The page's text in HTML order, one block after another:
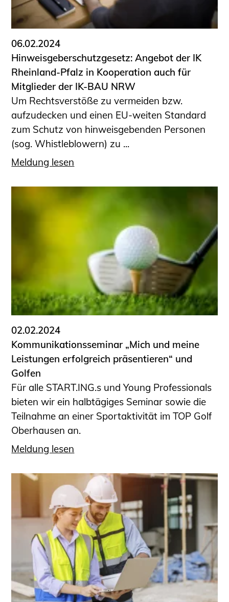
06.02.2024
Hinweisgeberschutzgesetz: Angebot der IK
Rheinland-Pfalz in Kooperation auch für
Mitglieder der IK-BAU NRW
Um Rechtsverstöße zu vermeiden bzw.
aufzudecken und einen EU-weiten Standard
zum Schutz von hinweisgebenden Personen
(sog. Whistleblowern) zu ...
Meldung lesen
02.02.2024
Kommunikationsseminar „Mich und meine
Leistungen erfolgreich präsentieren“ und
Golfen
Für alle START.ING.s und Young Professionals
bieten wir ein halbtägiges Seminar sowie die
Teilnahme an einer Sportaktivität im TOP Golf
Oberhausen an.
Meldung lesen